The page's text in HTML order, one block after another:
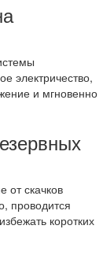
электричество,
и мгновенно
от скачков
проводится
коротких